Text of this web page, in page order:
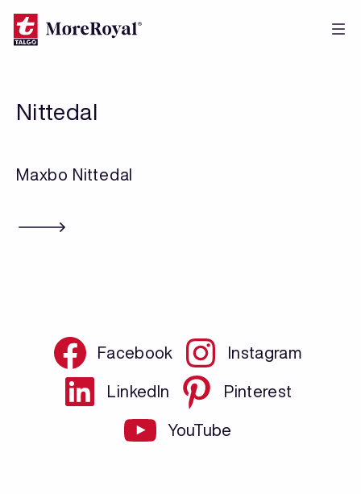
Hopp
Nittedal
Maxbo Nittedal
Facebook Instagram
LinkedIn Pinterest
YouTube